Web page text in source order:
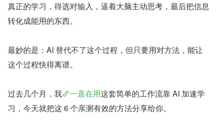
真正的学习，得选对输入，逼着大脑主动思考，最后把信息
转化成能用的东西。
最妙的是：AI 替代不了这个过程，但只要用对方法，能让
这个过程快得离谱。
过去几个月，我 一直在用这套简单的工作流靠 AI 加速学
习，今天就把这 6 个亲测有效的方法分享给你。